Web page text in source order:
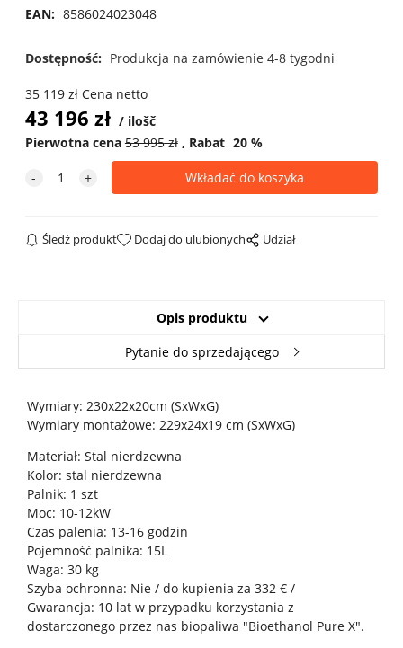
EAN: 8586024023048
Dostępność: Produkcja na zamówienie 4-8 tygodni
35 119zł Cena netto
43 196 zł
ilošč
Pierwotna cena 53 995zł Rabat 20%
Śledź produkt Dodaj do ulubionych Udział
Opis produktu
Pytanie do sprzedającego
Wymiary: 230x22x20cm (SxWxG)
Wymiary montażowe: 229x24x19 cm (SxWxG)
Materiał: Stal nierdzewna
Kolor: stal nierdzewna
Palnik: 1 szt
Moc: 10-12kW
Czas palenia: 13-16 godzin
Pojemność palnika: 15L
Waga: 30 kg
Szyba ochronna: Nie / do kupienia za 332 € /
Gwarancja: 10 lat w przypadku korzystania z
dostarczonego przez nas biopaliwa "Bioethanol Pure X".